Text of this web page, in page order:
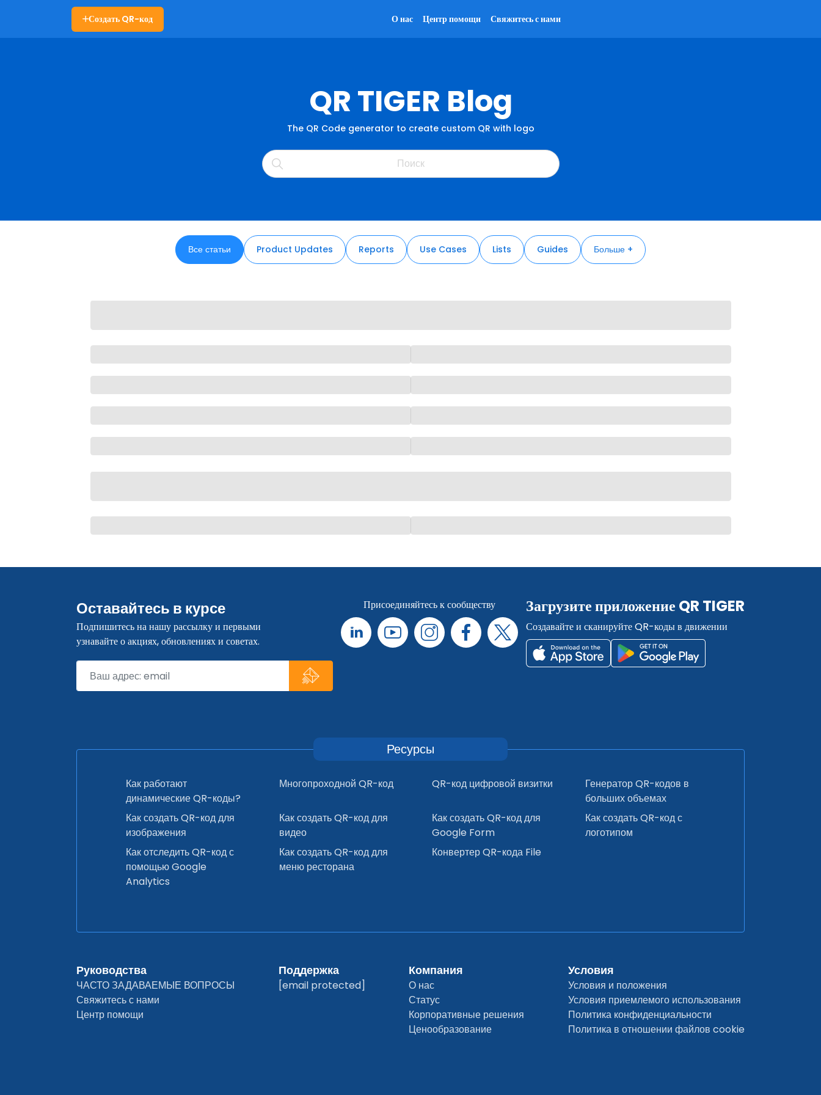
Создать QR-код О нас Центр помощи Свяжитесь с нами
QR TIGER Blog
The QR Code generator to create custom QR with logo
Все статьи Product Updates Reports Use Cases Lists Guides Больше +
Оставайтесь в курсе
Подпишитесь на нашу рассылку и первыми
узнавайте о акциях, обновлениях и советах.
Присоединяйтесь к сообществу Загрузите приложение QR TIGER
Создавайте и сканируйте QR-коды в движении
Ресурсы
Как работают
динамические QR-коды?
Многопроходной QR-код QR-код цифровой визитки
Генератор QR-кодов в
больших объемах
Как создать QR-код для
изображения
Как создать QR-код для
видео
Как создать QR-код для
Google Form
Как создать QR-код с
логотипом
Как отследить QR-код с
помощью Google
Analytics
Как создать QR-код для
меню ресторана
Конвертер QR-кода File
Руководства
ЧАСТО ЗАДАВАЕМЫЕ ВОПРОСЫ
Свяжитесь с нами
Центр помощи
Поддержка
[email protected]
Компания
О нас
Статус
Корпоративные решения
Ценообразование
Условия
Условия и положения
Условия приемлемого использования
Политика конфиденциальности
Политика в отношении файлов cookie